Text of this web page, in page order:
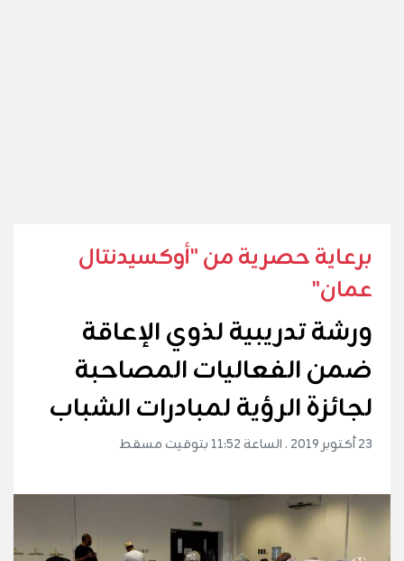
برعاية حصرية من "أوكسيدنتال
عمان"
ورشة تدريبية لذوي الإعاقة
ضمن الفعاليات المصاحبة
لجائزة الرؤية لمبادرات الشباب
23 أكتوبر 2019 . الساعة 11:52 بتوقيت مسقط